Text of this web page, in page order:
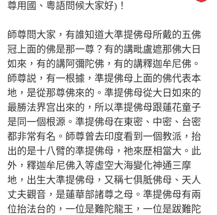
尊用國、粵語問候大家好)！
師尊問大家，有誰知道大準提佛母所戴的五佛
冠上面的佛是那一尊？有的講毗盧遮那佛大日
如來，有的講阿彌陀佛，有的講釋迦牟尼佛。
師尊説，有一根據，準提佛母上面的佛代表本
地，是從那尊佛來的。準提佛母從大日如來的
最勝法界宫出來的，所以準提佛母跟蓮花童子
是同一個根源。準提佛母在東密、中密、台密
都非常有名。師尊曾去印度看到一個教派，抬
出的是十八臂的準提佛母，祂來歷相當大。此
外，釋迦牟尼佛入等虛空大海變化神通三摩
地，出生大準提佛母，又稱七俱胝佛母、天人
丈夫觀音，是蓮華部諸尊之母。準提佛母有兩
位抬法台的，一位是難陀龍王，一位是跋難陀